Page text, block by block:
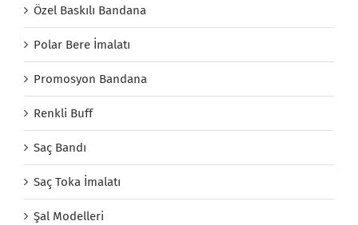
Özel Baskılı Bandana
Polar Bere İmalatı
Promosyon Bandana
Renkli Buff
Saç Bandı
Saç Toka İmalatı
Şal Modelleri